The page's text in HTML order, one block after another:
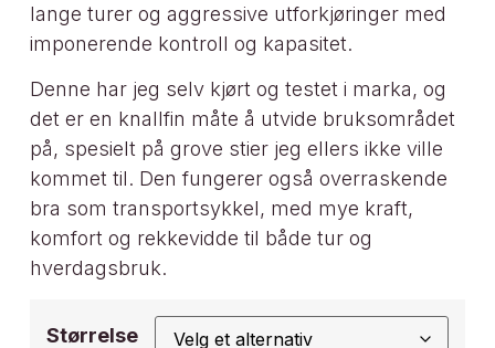
lange turer og aggressive utforkjøringer med
imponerende kontroll og kapasitet.
Denne har jeg selv kjørt og testet i marka, og
det er en knallfin måte å utvide bruksområdet
på, spesielt på grove stier jeg ellers ikke ville
kommet til. Den fungerer også overraskende
bra som transportsykkel, med mye kraft,
komfort og rekkevidde til både tur og
hverdagsbruk.
Størrelse